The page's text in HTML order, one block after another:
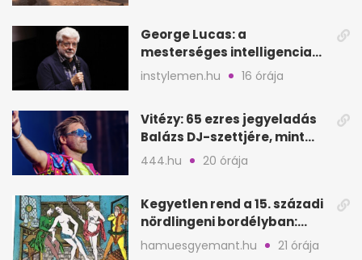
George Lucas: a
mesterséges intelligencia
lehet Hollywood következő
lépése
instylemen.hu 16 órája
Vitézy: 65 ezres jegyeladás
Balázs DJ-szettjére, mint
metró nélküli Puskás-meccs
444.hu 20 órája
Kegyetlen rend a 15. századi
nördlingeni bordélyban:
verés, éheztetés
hamuesgyemant.hu 21 órája